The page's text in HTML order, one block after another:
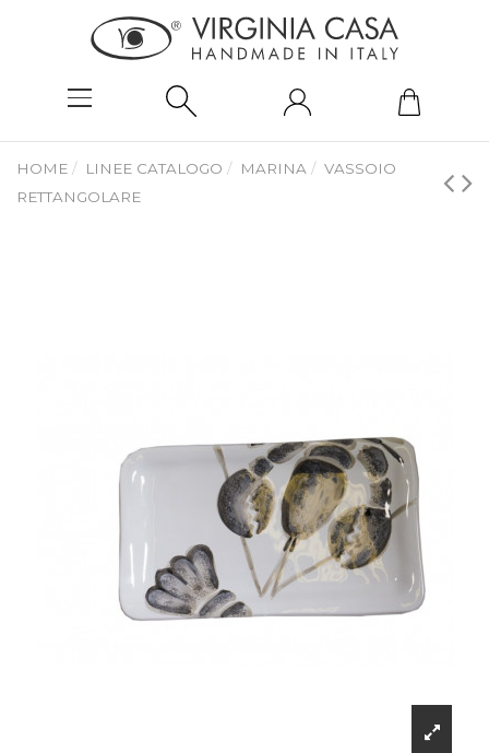
HOME LINEE CATALOGO MARINA
VASSOIO
RETTANGOLARE